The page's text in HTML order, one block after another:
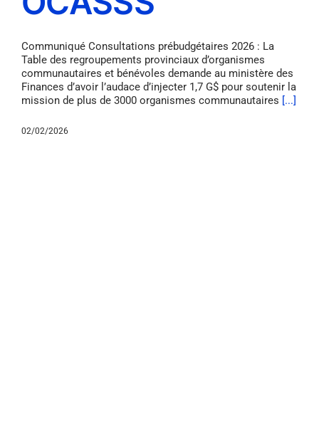
Communiqué Consultations prébudgétaires 2026 : La
Table des regroupements provinciaux d’organismes
communautaires et bénévoles demande au ministère des
Finances d’avoir l’audace d’injecter 1,7 G$ pour soutenir la
mission de plus de 3000 organismes communautaires [...]
02/02/2026